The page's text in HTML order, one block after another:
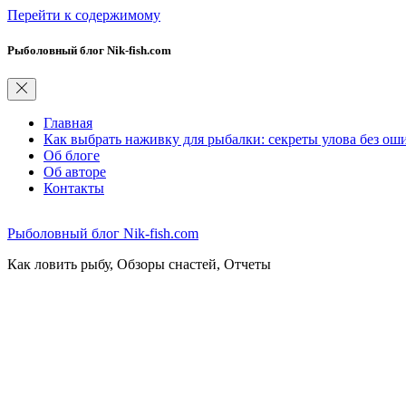
Перейти к содержимому
Рыболовный блог Nik-fish.com
Главная
Как выбрать наживку для рыбалки: секреты улова без
Об блоге
Об авторе
Контакты
Рыболовный блог Nik-fish.com
Как ловить рыбу, Обзоры снастей, Отчеты